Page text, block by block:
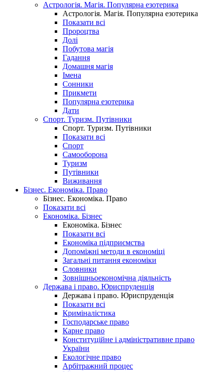
Астрологія. Магія. Популярна езотерика
Астрологія. Магія. Популярна езотерика
Показати всі
Пророцтва
Долі
Побутова магія
Гадання
Домашня магія
Імена
Сонники
Прикмети
Популярна езотерика
Дати
Спорт. Туризм. Путівники
Спорт. Туризм. Путівники
Показати всі
Спорт
Самооборона
Туризм
Путівники
Виживання
Бізнес. Економіка. Право
Бізнес. Економіка. Право
Показати всі
Економіка. Бізнес
Економіка. Бізнес
Показати всі
Економіка підприємства
Допоміжні методи в економіці
Загальні питання економіки
Словники
Зовнішньоекономічна діяльність
Держава і право. Юриспруденція
Держава і право. Юриспруденція
Показати всі
Криміналістика
Господарське право
Карне право
Конституційне і адміністративне право
України
Екологічне право
Арбітражний процес